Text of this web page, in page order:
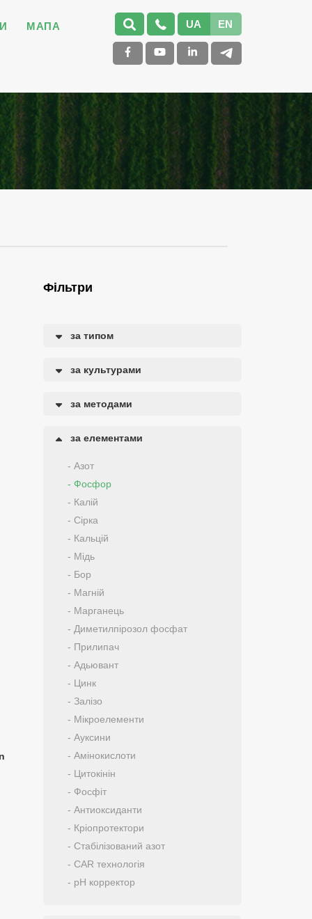
МАПА UA EN
Фільтри
за типом
за культурами
за методами
за елементами
- Азот
- Фосфор
- Калій
- Сірка
- Кальцій
- Мідь
- Бор
- Магній
- Марганець
- Диметилпірозол фосфат
- Прилипач
- Адьювант
- Цинк
- Залізо
- Мікроелементи
- Ауксини
- Амінокислоти
- Цитокінін
- Фосфіт
- Антиоксиданти
- Кріопротектори
- Стабілізований азот
- CAR технологія
- pH корректор